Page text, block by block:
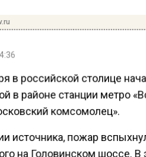
в российской столице
в районе станции метро
комсомолец».
источника, пожар
на Головинском шоссе.